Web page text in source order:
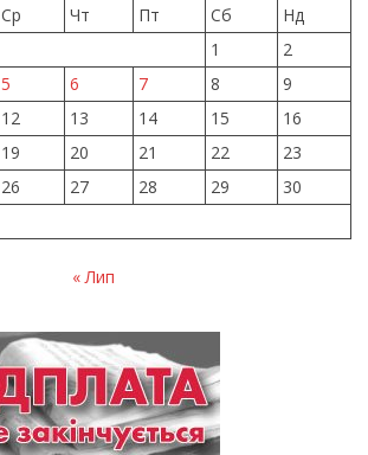
Ср Чт Пт Сб
Нд
1
2
5 6 7 8
9
12 13 14 15
16
19 20 21 22
23
26 27 28 29
30
« Лип